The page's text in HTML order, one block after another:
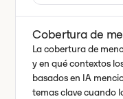
Cobertura de
La cobertura de
y en qué contextos
basados en IA
temas clave cuando